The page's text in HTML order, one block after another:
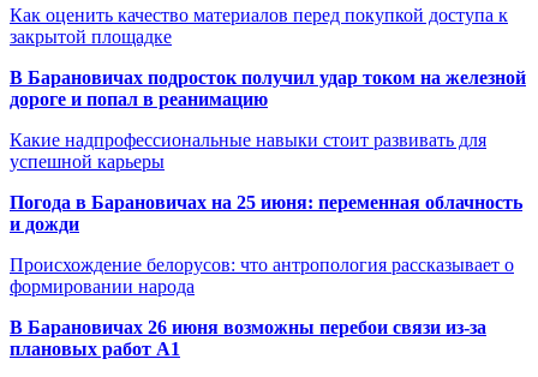
Как оценить качество материалов перед покупкой доступа к
закрытой площадке
В Барановичах подросток получил удар током на железной
дороге и попал в реанимацию
Какие надпрофессиональные навыки стоит развивать для
успешной карьеры
Погода в Барановичах на 25 июня: переменная облачность
и дожди
Происхождение белорусов: что антропология рассказывает о
формировании народа
В Барановичах 26 июня возможны перебои связи из-за
плановых работ A1